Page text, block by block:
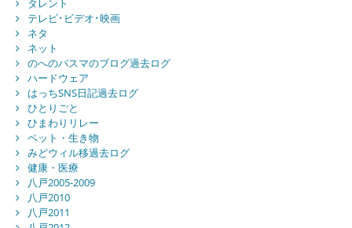
タレント
テレビ･ビデオ･映画
ネタ
ネット
のへのバスマのブログ過去ログ
ハードウェア
はっちSNS日記過去ログ
ひとりごと
ひまわりリレー
ペット・生き物
みどウィル移過去ログ
健康・医療
八戸2005-2009
八戸2010
八戸2011